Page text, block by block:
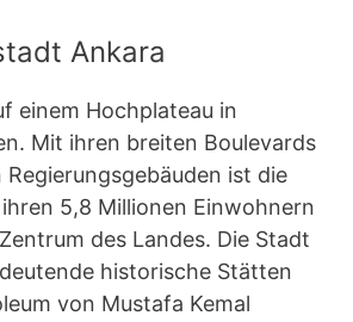
Ankara
einem Hochplateau in
Mit ihren breiten Boulevards
ist die
5,8 Millionen Einwohnern
des Landes. Die Stadt
historische Stätten
von Mustafa Kemal